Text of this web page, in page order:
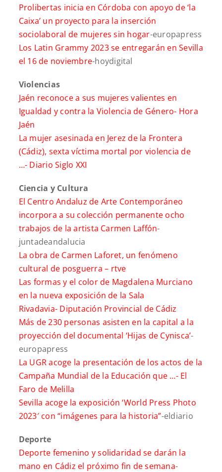
Prolibertas inicia en Córdoba con apoyo de ‘la
Caixa’ un proyecto para la inserción
sociolaboral de mujeres sin hogar-europapress
Los Latin Grammy 2023 se entregarán en Sevilla
el 16 de noviembre-hoydigital
Violencias
Jaén reconoce a sus mujeres valientes en
Igualdad y contra la Violencia de Género- Hora
Jaén
La mujer asesinada en Jerez de la Frontera
(Cádiz), sexta víctima mortal por violencia de
…- Diario Siglo XXI
Ciencia y Cultura
El Centro Andaluz de Arte Contemporáneo
incorpora a su colección permanente ocho
trabajos de la artista Carmen Laffón-
juntadeandalucia
La obra de Carmen Laforet, un fenómeno
cultural de posguerra – rtve
Las formas y el color de Magdalena Murciano
en la nueva exposición de la Sala
Rivadavia- Diputación Provincial de Cádiz
Más de 230 personas asisten en la capital a la
proyección del documental ‘Hijas de Cynisca’-
europapress
La UGR acoge la presentación de los actos de la
Campaña Mundial de la Educación que …- El
Faro de Melilla
Sevilla acoge la exposición ‘World Press Photo
2023′ con “imágenes para la historia”-eldiario
Deporte
Deporte femenino y solidaridad se darán la
mano en Cádiz el próximo fin de semana-